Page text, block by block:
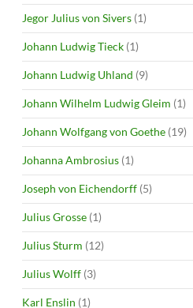
Jegor Julius von Sivers (1)
Johann Ludwig Tieck (1)
Johann Ludwig Uhland (9)
Johann Wilhelm Ludwig Gleim (1)
Johann Wolfgang von Goethe (19)
Johanna Ambrosius (1)
Joseph von Eichendorff (5)
Julius Grosse (1)
Julius Sturm (12)
Julius Wolff (3)
Karl Enslin (1)